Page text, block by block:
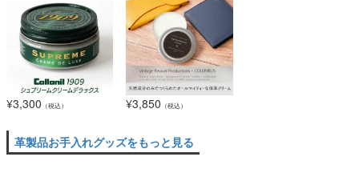
¥3,300 （税込） ¥3,850 （税込）
革製品お手入れグッズをもっと見る